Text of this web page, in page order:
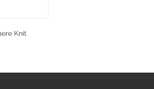
Knit